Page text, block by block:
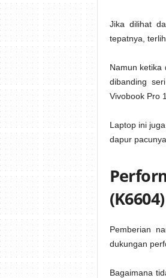
Jika dilihat
tepatnya,
Namun ketika
dibanding
Vivobook Pro
Laptop ini
dapur
(K6604)
Pemberian
dukungan
Bagaimana